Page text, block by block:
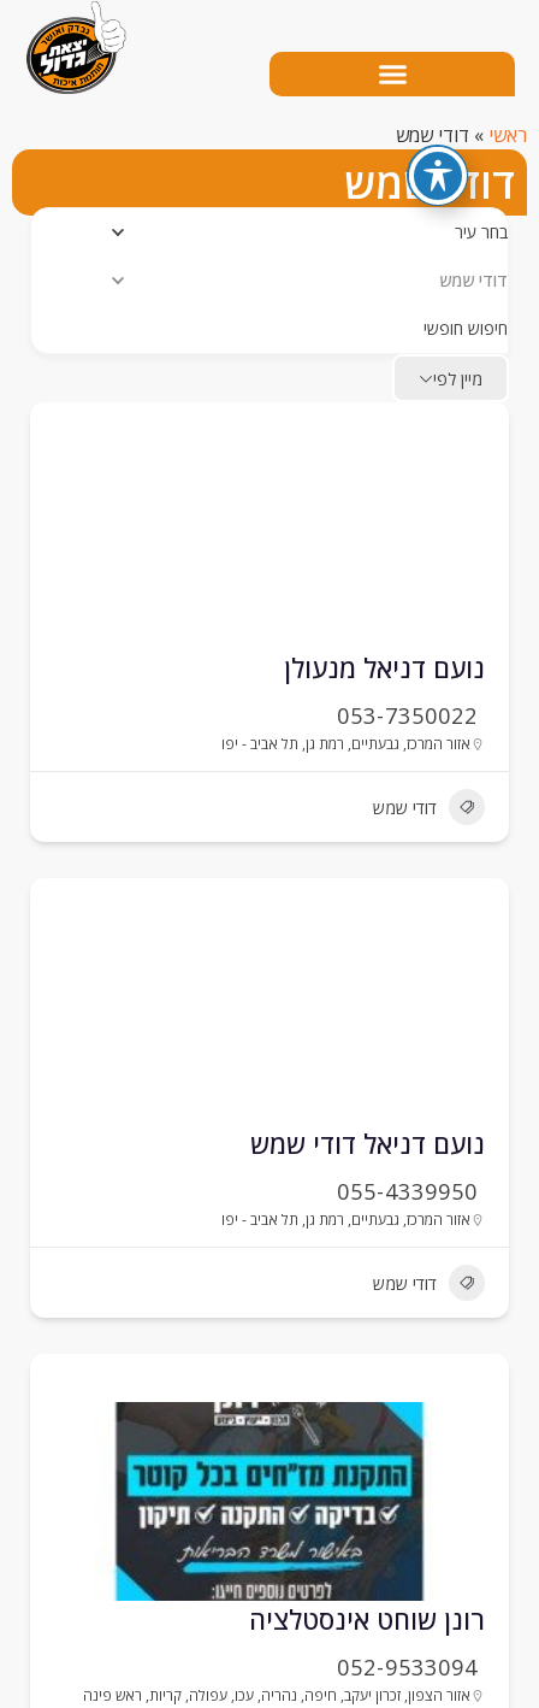
דודי שמש
שמש
שמש
חופשי
דניאל מנעולן
053-7350022
אזור המרכז,גבעתיים, רמת גן,תל אביב - יפו
דודי שמש
דניאל דודי שמש
055-4339950
אזור המרכז,גבעתיים, רמת גן,תל אביב - יפו
דודי שמש
שוחט אינסטלציה
052-9533094
אזור הצפון,זכרון יעקב ,חיפה,נהריה,עכו,עפולה,קריות,ראש פינה